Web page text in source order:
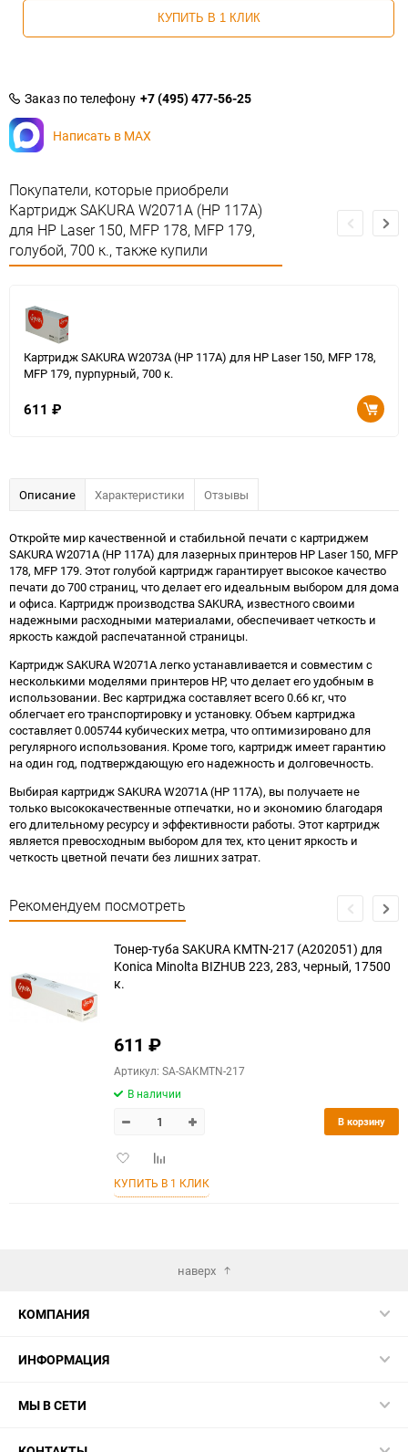
КУПИТЬ В 1 КЛИК
Заказ по телефону +7 (495) 477-56-25
Написать в MAX
Покупатели, которые приобрели
Картридж SAKURA W2071A (HP 117A)
для HP Laser 150, MFP 178, MFP 179,
голубой, 700 к., также купили
Картридж SAKURA W2073A (HP 117A) для HP Laser 150, MFP 178,
MFP 179, пурпурный, 700 к.
611 ₽
Описание Характеристики Отзывы
Откройте мир качественной и стабильной печати с картриджем
SAKURA W2071A (HP 117A) для лазерных принтеров HP Laser 150, MFP
178, MFP 179. Этот голубой картридж гарантирует высокое качество
печати до 700 страниц, что делает его идеальным выбором для дома
и офиса. Картридж производства SAKURA, известного своими
надежными расходными материалами, обеспечивает четкость и
яркость каждой распечатанной страницы.
Картридж SAKURA W2071A легко устанавливается и совместим с
несколькими моделями принтеров HP, что делает его удобным в
использовании. Вес картриджа составляет всего 0.66 кг, что
облегчает его транспортировку и установку. Объем картриджа
составляет 0.005744 кубических метра, что оптимизировано для
регулярного использования. Кроме того, картридж имеет гарантию
на один год, подтверждающую его надежность и долговечность.
Выбирая картридж SAKURA W2071A (HP 117A), вы получаете не
только высококачественные отпечатки, но и экономию благодаря
его длительному ресурсу и эффективности работы. Этот картридж
является превосходным выбором для тех, кто ценит яркость и
четкость цветной печати без лишних затрат.
Рекомендуем посмотреть
Тонер-туба SAKURA KMTN-217 (A202051) для
Konica Minolta BIZHUB 223, 283, черный, 17500
к.
611 ₽
Артикул: SA-SAKMTN-217
В наличии
Добавить
избранное
Добавить
сравнению
В корзину
КУПИТЬ В 1 КЛИК
наверх
КОМПАНИЯ
ИНФОРМАЦИЯ
МЫ В СЕТИ